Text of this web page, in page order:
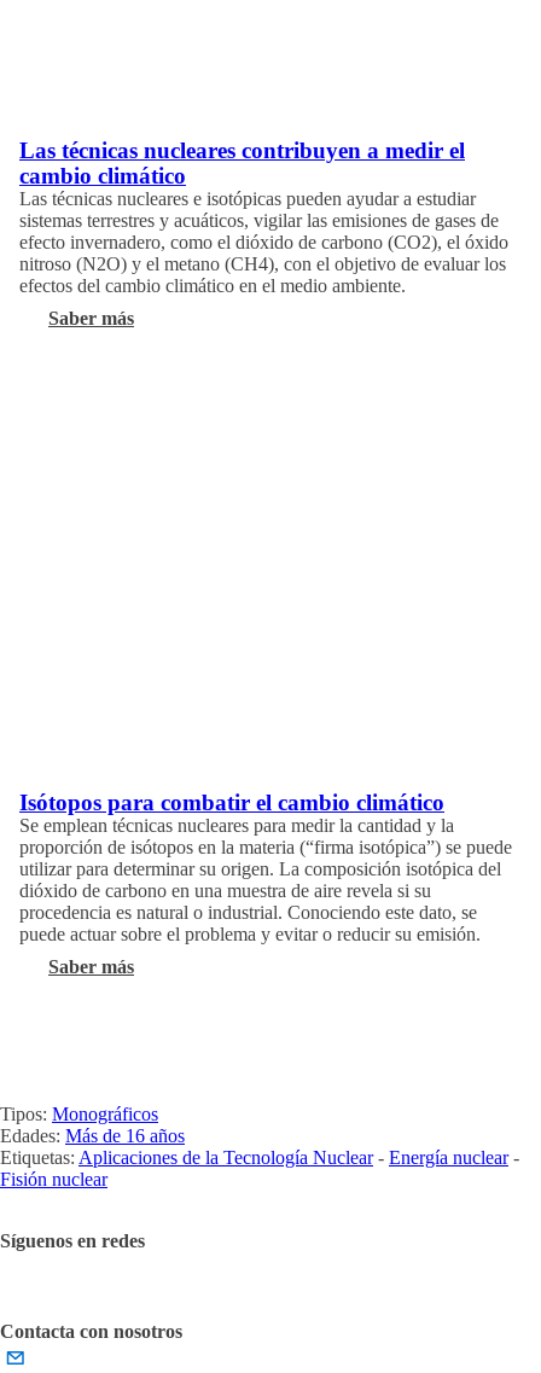
Las técnicas nucleares contribuyen a medir el
cambio climático
Las técnicas nucleares e isotópicas pueden ayudar a estudiar
sistemas terrestres y acuáticos, vigilar las emisiones de gases de
efecto invernadero, como el dióxido de carbono (CO2), el óxido
nitroso (N2O) y el metano (CH4), con el objetivo de evaluar los
efectos del cambio climático en el medio ambiente.
Saber más
Isótopos para combatir el cambio climático
Se emplean técnicas nucleares para medir la cantidad y la
proporción de isótopos en la materia (“firma isotópica”) se puede
utilizar para determinar su origen. La composición isotópica del
dióxido de carbono en una muestra de aire revela si su
procedencia es natural o industrial. Conociendo este dato, se
puede actuar sobre el problema y evitar o reducir su emisión.
Saber más
Tipos: Monográficos
Edades: Más de 16 años
Etiquetas: Aplicaciones de la Tecnología Nuclear- Energía nuclear-
Fisión nuclear
Síguenos en redes
Contacta con nosotros